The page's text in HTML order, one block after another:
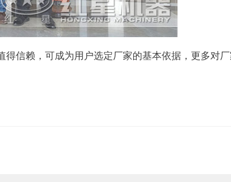
信赖，可成为用户选定厂家的基本依据，更多对